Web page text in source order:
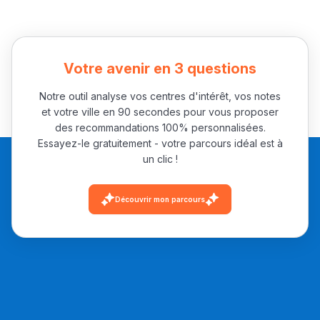
Votre avenir en 3 questions
Notre outil analyse vos centres d'intérêt, vos notes
et votre ville en 90 secondes pour vous proposer
des recommandations 100% personnalisées.
Essayez-le gratuitement - votre parcours idéal est à
un clic !
Découvrir mon parcours